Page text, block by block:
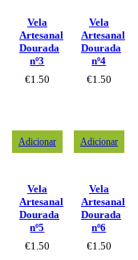
Vela
Artesanal
Dourada
nº3
€1.50
Vela
Artesanal
Dourada
nº4
€1.50
Adicionar
Vela
Artesanal
Dourada
nº5
€1.50
Adicionar
Vela
Artesanal
Dourada
nº6
€1.50